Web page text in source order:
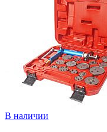
В наличии